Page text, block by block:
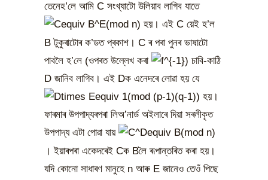
তেনেহ’লে আমি C সংখ্যাটো উলিয়াব লাগিব যাতে
হয়। এই C য়েই হ’ল
B টুকুৰাটোৰ ক’ডত প্ৰকাশ। C ৰ পৰা পুনৰ ভাষাটো
পাবলৈ হ’লে (ওপৰত উল্লেখ কৰা
) চাবি-কাঠি
D জানিব লাগিব। এই Dক এনেদৰে লোৱা হয় যে
হয়।
ফাৰমাৰ উপপাদ্যৰপৰা লিঅ’নাৰ্ড অইলাৰে দিয়া সৰলীকৃত
উপপাদ্য এটা পোৱা যায়
। ইয়াৰপৰা একেদৰেই Cক Bলৈ ৰূপান্তৰিত কৰা হয়।
যদি কোনো সাধাৰণ মানুহে n আৰু E জানেও তেওঁ পিছে